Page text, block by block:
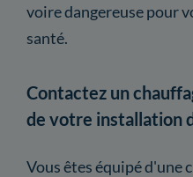
voire dangereuse pour
santé.
Contactez un
de votre installation
Vous êtes équipé d'une